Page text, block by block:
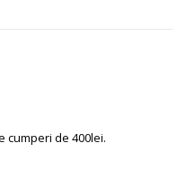
cumperi de 400lei.